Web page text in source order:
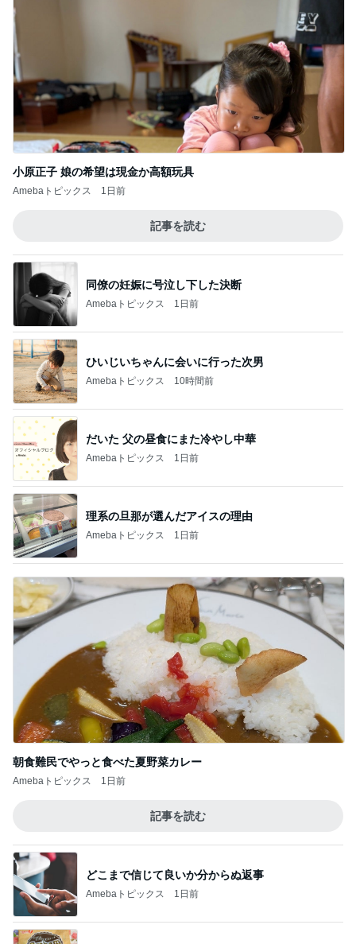
小原正子 娘の希望は現金か高額玩具
Amebaトピックス 1日前
記事を読む
同僚の妊娠に号泣し下した決断
Amebaトピックス 1日前
ひいじいちゃんに会いに行った次男
Amebaトピックス 10時間前
だいた 父の昼食にまた冷やし中華
Amebaトピックス 1日前
理系の旦那が選んだアイスの理由
Amebaトピックス 1日前
朝食難民でやっと食べた夏野菜カレー
Amebaトピックス 1日前
記事を読む
どこまで信じて良いか分からぬ返事
Amebaトピックス 1日前